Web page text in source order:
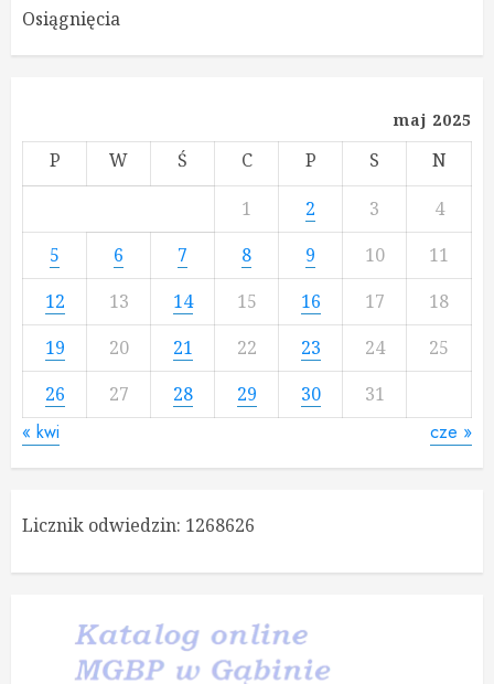
Osiągnięcia
maj 2025
P W Ś C P S
N
1
2 3
4
5
6 7 8 9 10
11
12
13 14 15 16 17
18
19
20 21 22 23 24
25
26
27 28 29 30 31
« kwi cze »
Licznik odwiedzin: 1268626